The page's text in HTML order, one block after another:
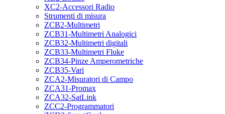
XC2-Accessori Radio
Strumenti di misura
ZCB2-Multimetri
ZCB31-Multimetri Analogici
ZCB32-Multimetri digitali
ZCB33-Multimetri Fluke
ZCB34-Pinze Amperometriche
ZCB35-Vari
ZCA2-Misuratori di Campo
ZCA31-Promax
ZCA32-SatLink
ZCC2-Programmatori